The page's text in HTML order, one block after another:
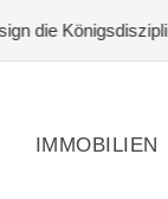
des Designs ist
IMMOBILIEN